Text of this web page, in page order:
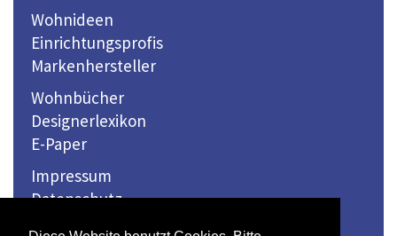
Wohnideen
Einrichtungsprofis
Markenhersteller
Wohnbücher
Designerlexikon
E-Paper
Impressum
Datenschutz